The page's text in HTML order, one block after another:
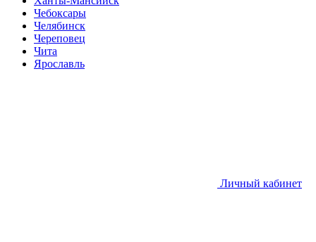
Чебоксары
Челябинск
Череповец
Чита
Ярославль
Личный кабинет